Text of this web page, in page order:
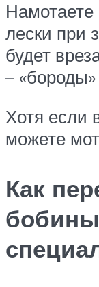
лески при
будет
–
Хотя если
можете
Как